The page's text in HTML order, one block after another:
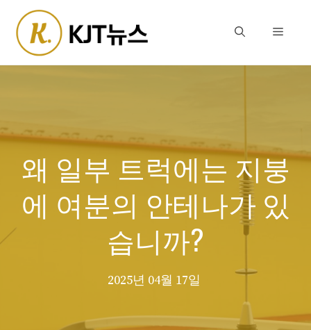
content
Menu
왜 일부 트럭에는 지붕
에 여분의 안테나가 있
습니까?
2025년 04월 17일